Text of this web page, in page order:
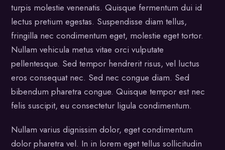
turpis molestie venenatis. Quisque fermentum dui id
lectus pretium egestas. Suspendisse diam tellus,
fringilla nec condimentum eget, molestie eget tortor.
Nullam vehicula metus vitae orci vulputate
pellentesque. Sed tempor hendrerit risus, vel luctus
eros consequat nec. Sed nec congue diam. Sed
bibendum pharetra congue. Quisque tempor est nec
felis suscipit, eu consectetur ligula condimentum.
Nullam varius dignissim dolor, eget condimentum
dolor pharetra vel. In in lorem eget tellus sollicitudin